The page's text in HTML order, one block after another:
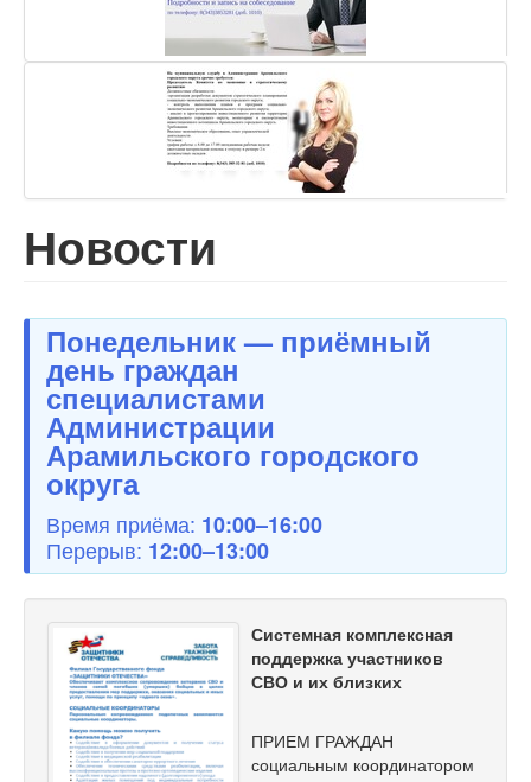
Новости
Понедельник — приёмный
день граждан
специалистами
Администрации
Арамильского городского
округа
Время приёма: 10:00–16:00
Перерыв: 12:00–13:00
Системная комплексная
поддержка участников
СВО и их близких
ПРИЕМ ГРАЖДАН
социальным координатором